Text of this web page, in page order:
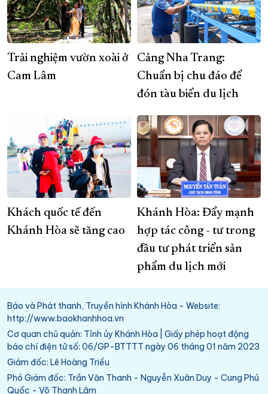
Trải nghiệm vườn xoài ở
Cam Lâm
Cảng Nha Trang:
Chuẩn bị chu đáo để
đón tàu biển du lịch
Khách quốc tế đến
Khánh Hòa sẽ tăng cao
Khánh Hòa: Đẩy mạnh
hợp tác công - tư trong
đầu tư phát triển sản
phẩm du lịch mới
Báo và Phát thanh, Truyền hình Khánh Hòa - Website:
http://www.baokhanhhoa.vn
Cơ quan chủ quản: Tỉnh ủy Khánh Hòa | Giấy phép hoạt động
báo chí điện tử số: 06/GP-BTTTT ngày 06 tháng 01 năm 2023
Giám đốc: Lê Hoàng Triều
Phó Giám đốc: Trần Văn Thanh - Nguyễn Xuân Duy - Cung Phú
Quốc - Võ Thanh Lâm